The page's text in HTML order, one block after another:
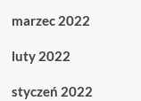
marzec 2022
luty 2022
styczeń 2022